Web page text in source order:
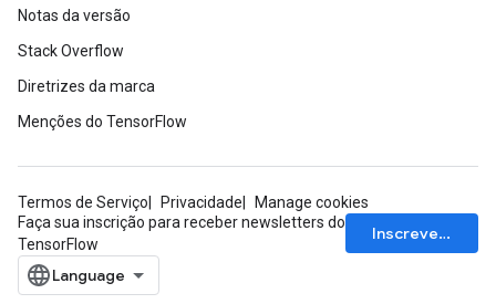
Notas da versão
Stack Overflow
Diretrizes da marca
Menções do TensorFlow
Termos de Serviço Privacidade
Manage cookies
Faça sua inscrição para receber newsletters do
TensorFlow
Inscrever-se